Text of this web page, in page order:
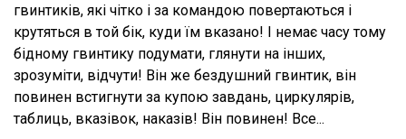
гвинтиків, які чітко і за командою повертаються і
крутяться в той бік, куди їм вказано! І немає часу тому
бідному гвинтику подумати, глянути на інших,
зрозуміти, відчути! Він же бездушний гвинтик, він
повинен встигнути за купою завдань, циркулярів,
таблиць, вказівок, наказів! Він повинен! Все...